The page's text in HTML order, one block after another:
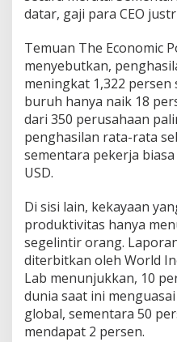
datar, gaji para CEO
Temuan The Economic
menyebutkan,
meningkat 1,322 persen
buruh hanya naik 18
dari 350 perusahaan
penghasilan rata-rata
sementara pekerja
USD.
Di sisi lain, kekayaan
produktivitas hanya
segelintir orang.
diterbitkan oleh World
Lab menunjukkan, 10
dunia saat ini
global, sementara 50
mendapat 2 persen.